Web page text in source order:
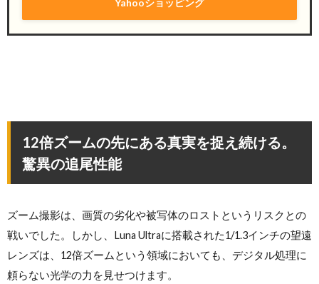
12倍ズームの先にある真実を捉え続ける。
驚異の追尾性能
ズーム撮影は、画質の劣化や被写体のロストというリスクとの
戦いでした。しかし、Luna Ultraに搭載された1/1.3インチの望遠
レンズは、12倍ズームという領域においても、デジタル処理に
頼らない光学の力を見せつけます。